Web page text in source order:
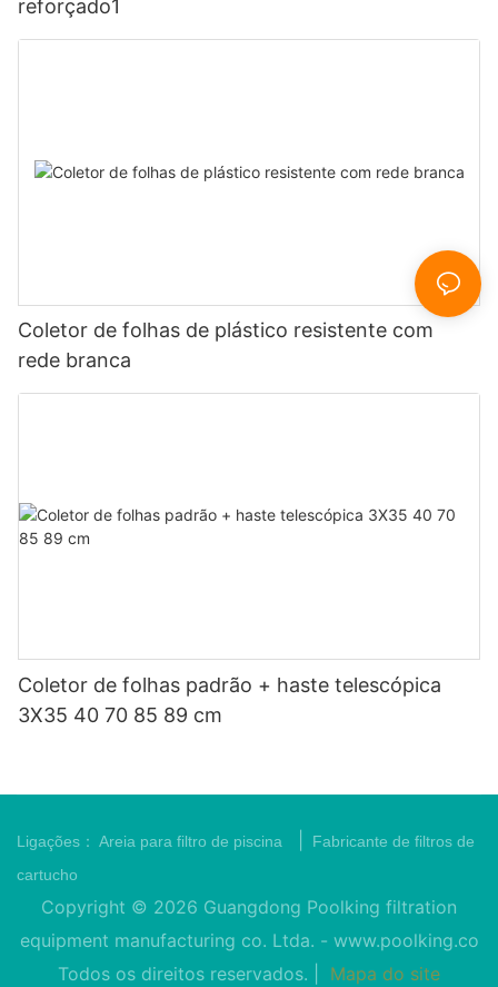
reforçado1
Coletor de folhas de plástico resistente com
rede branca
Coletor de folhas padrão + haste telescópica
3X35 40 70 85 89 cm
Ligações： Areia para filtro de piscina
Fabricante de filtros de
cartucho
Copyright © 2026 Guangdong Poolking filtration
equipment manufacturing co. Ltda. - www.poolking.co
Todos os direitos reservados. |
Mapa do site